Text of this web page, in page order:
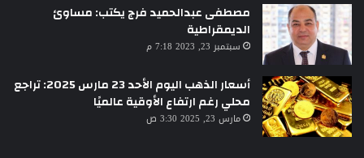
مصطفى عبدالحميد فرج يكتب: مساوئ
الديمقراطية
سبتمبر 23, 2023 7:18 م
أسعار الذهب اليوم الأحد 23 مارس 2025: تراجع
محلي رغم ارتفاع الأوقية عالميًا
مارس 23, 2025 3:30 ص